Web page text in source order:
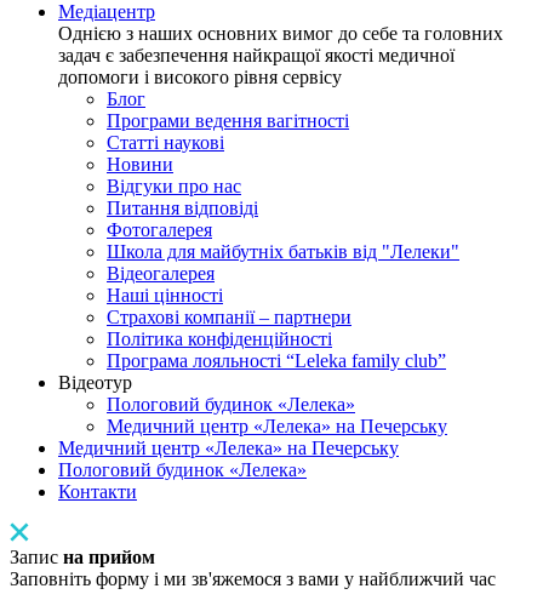
Медіацентр
Однією з наших основних вимог до себе та головних
задач є забезпечення найкращої якості медичної
допомоги і високого рівня сервісу
Блог
Програми ведення вагітності
Статті наукові
Новини
Відгуки про нас
Питання відповіді
Фотогалерея
Школа для майбутніх батьків від "Лелеки"
Відеогалерея
Наші цінності
Страхові компанії – партнери
Політика конфіденційності
Програма лояльності “Leleka family club”
Відеотур
Пологовий будинок «Лелека»
Медичний центр «Лелека» на Печерську
Медичний центр «Лелека» на Печерську
Пологовий будинок «Лелека»
Контакти
Запис на прийом
Заповніть форму і ми зв'яжемося з вами у найближчий час